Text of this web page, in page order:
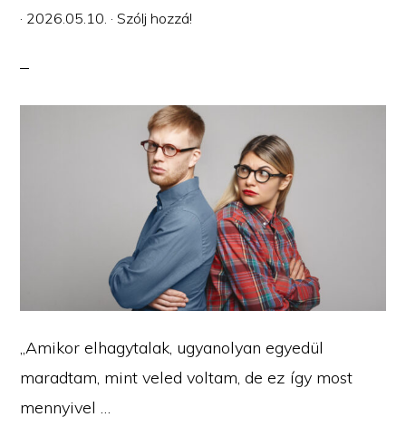
· 2026.05.10. ·Szólj hozzá!
„Amikor elhagytalak, ugyanolyan egyedül
maradtam, mint veled voltam, de ez így most
mennyivel …